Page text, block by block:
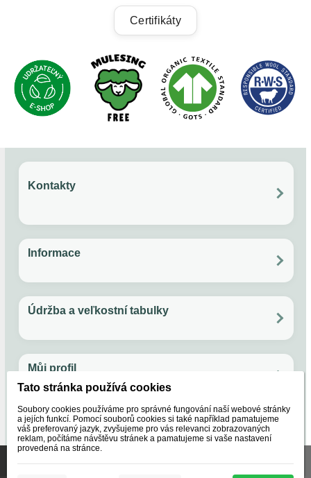
Linda, Veľký Krtíš
+ kvalitné výrobky, + výhodné ceny, +rýchle dodanie.
AB
Alzbeta, Zatin
Ověřený zákazník
Rýchlosť.
AĎ
Andrea, Gbely
FS
Fero, Bratislava
rychlo.
Certifikáty
Kontakty
Email: papuckaren@gmail.com
Informace
Všechno o nákupu
Ochrana soukromí
Údržba a veľkostní tabulky
Údržba ovčí vlny
Jak používat kuličky do sušičky na prádlo
Můj profil
Objednávky
Oblíbené
O nás
Naše značky
poskytovat služby. Používáním našich služeb vyjadřujete
Tato stránka používá cookies
Soubory cookies používáme pro správné fungování naší webové stránky
a jejích funkcí. Pomocí souborů cookies si také například pamatujeme
váš preferovaný jazyk, zvyšujeme pro vás relevanci zobrazovaných
reklam, počítáme návštěvu stránek a pamatujeme si vaše nastavení
provedená na stránce.